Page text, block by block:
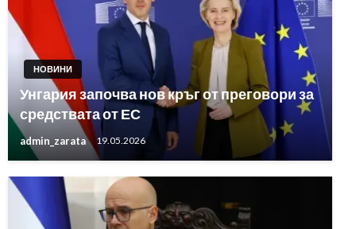
НОВИНИ
Унгария започва нов кръг от преговори за
средствата от ЕС
admin_zarata 19.05.2026